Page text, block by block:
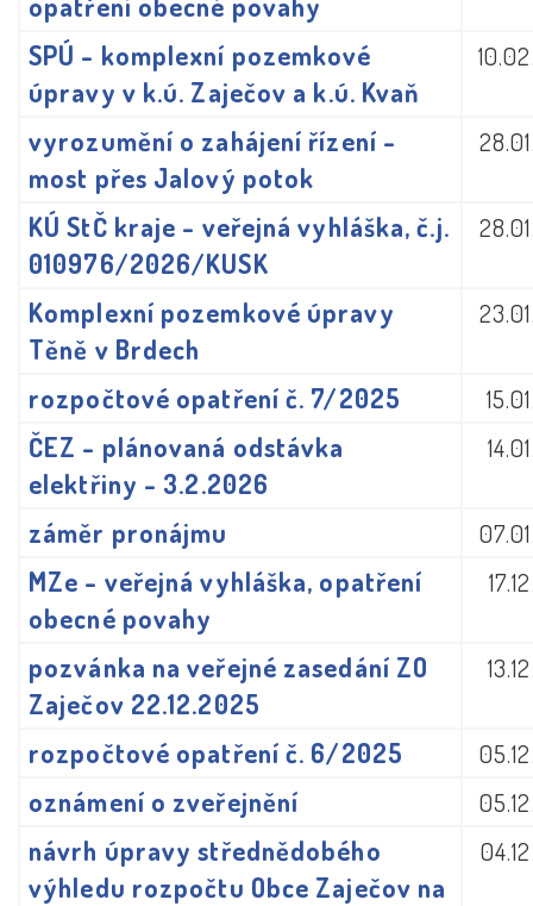
SPÚ - komplexní pozemkové
úpravy v k.ú. Zaječov a k.ú. Kvaň
vyrozumění o zahájení řízení -
most přes Jalový potok
KÚ StČ kraje - veřejná vyhláška, č.j.
010976/2026/KUSK
Komplexní pozemkové úpravy
Těně v Brdech
rozpočtové opatření č. 7/2025
ČEZ - plánovaná odstávka
elektřiny - 3.2.2026
záměr pronájmu
MZe - veřejná vyhláška, opatření
obecné povahy
pozvánka na veřejné zasedání ZO
Zaječov 22.12.2025
rozpočtové opatření č. 6/2025
oznámení o zveřejnění
návrh úpravy střednědobého
výhledu rozpočtu Obce Zaječov na